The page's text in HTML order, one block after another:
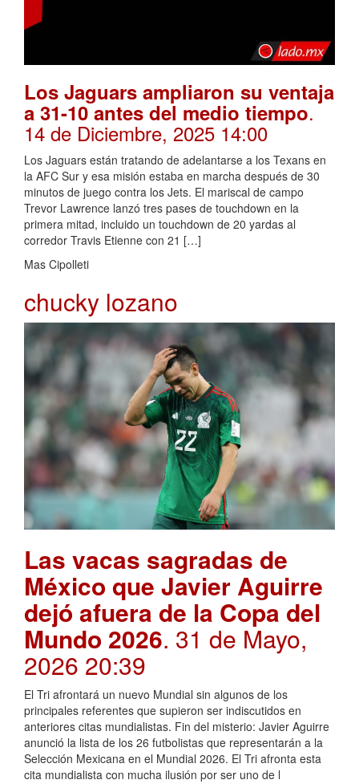
Los Jaguars ampliaron su ventaja
a 31-10 antes del medio tiempo.
14 de Diciembre, 2025 14:00
Los Jaguars están tratando de adelantarse a los Texans en
la AFC Sur y esa misión estaba en marcha después de 30
minutos de juego contra los Jets. El mariscal de campo
Trevor Lawrence lanzó tres pases de touchdown en la
primera mitad, incluido un touchdown de 20 yardas al
corredor Travis Etienne con 21 […]
Mas Cipolleti
chucky lozano
Las vacas sagradas de
México que Javier Aguirre
dejó afuera de la Copa del
Mundo 2026. 31 de Mayo,
2026 20:39
El Tri afrontará un nuevo Mundial sin algunos de los
principales referentes que supieron ser indiscutidos en
anteriores citas mundialistas. Fin del misterio: Javier Aguirre
anunció la lista de los 26 futbolistas que representarán a la
Selección Mexicana en el Mundial 2026. El Tri afronta esta
cita mundialista con mucha ilusión por ser uno de l